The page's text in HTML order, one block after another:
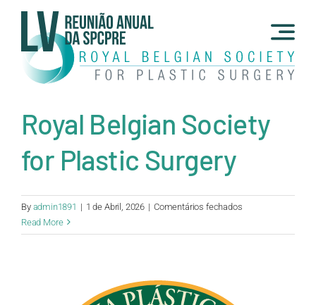
content
Royal Belgian Society
for Plastic Surgery
By admin1891 | 1 de Abril, 2026 | Comentários fechadosem
Belgian
Read More